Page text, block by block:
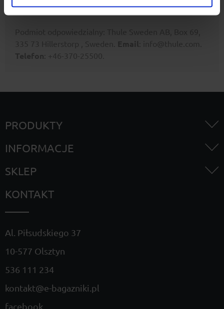
335 73 Hillerstorp , Sweden.
Telefon
: +46-370-25500.
PRODUKTY
INFORMACJE
SKLEP
KONTAKT
Al. Piłsudskiego 37
10-577 Olsztyn
536 111 234
kontakt@e-bagazniki.pl
facebook